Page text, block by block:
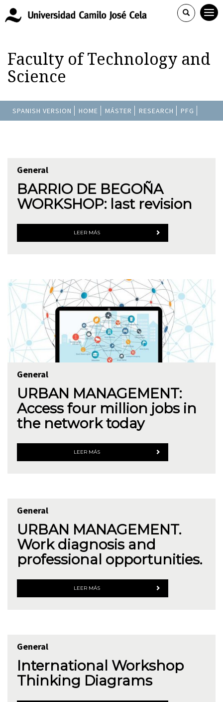
Faculty of Technology and
Science
SPANISH VERSION HOME MÁSTER RESEARCH PFG
General
BARRIO DE BEGOÑA
WORKSHOP: last revision
LEER MÁS
General
URBAN MANAGEMENT:
Access four million jobs in
the network today
LEER MÁS
General
URBAN MANAGEMENT.
Work diagnosis and
professional opportunities.
LEER MÁS
General
International Workshop
Thinking Diagrams